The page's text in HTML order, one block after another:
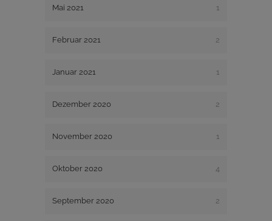
Mai 2021 1
Februar 2021 2
Januar 2021 1
Dezember 2020 2
November 2020 1
Oktober 2020 4
September 2020 2